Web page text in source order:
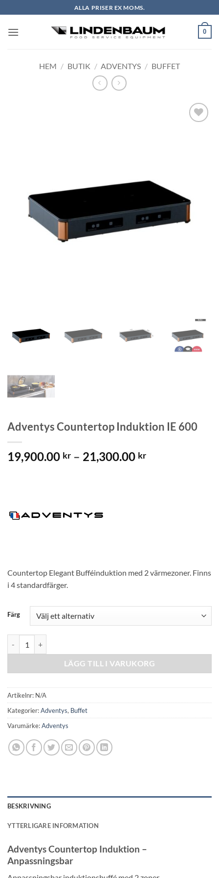
to
content
ALLA PRISER EX MOMS.
0
HEM / BUTIK / ADVENTYS / BUFFET
Adventys Countertop Induktion IE 600
19,900.00 kr – 21,300.00 krPrisintervall:
Countertop Elegant Bufféinduktion med 2 värmezoner. Finns
i 4 standardfärger.
Färg
LÄGG TILL I VARUKORG
Artikelnr: N/A
Kategorier:Adventys, Buffet
Varumärke:Adventys
BESKRIVNING
YTTERLIGARE INFORMATION
Adventys Countertop Induktion –
Anpassningsbar